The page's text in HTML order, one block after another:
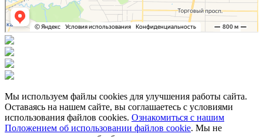
Мы используем файлы cookies для улучшения работы сайта.
Оставаясь на нашем сайте, вы соглашаетесь с условиями
использования файлов cookies. Ознакомиться с нашим
Положением об использовании файлов cookie. Мы не